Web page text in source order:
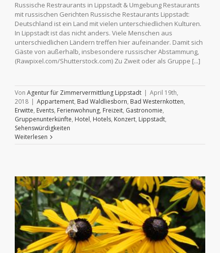
Russische Restraurants in Lippstadt & Umgebung Restaurants
mit russischen Gerichten Russische Restaurants Lippstadt:
Deutschland ist ein Land mit vielen unterschiedlichen Kulturen.
In Lippstadt ist das nicht anders. Viele Menschen aus
unterschiedlichen Ländern treffen hier aufeinander. Damit sich
Gäste von außerhalb, insbesondere russischer Abstammung,
(Rawpixel.com/Shutterstock.com) Zu Zweit oder als Gruppe [...]
Von Agentur für Zimmervermittlung Lippstadt | April 19th,
2018 | Appartement, Bad Waldliesborn, Bad Westernkotten,
Erwitte, Events, Ferienwohnung, Freizeit, Gastronomie,
Gruppenunterkünfte, Hotel, Hotels, Konzert, Lippstadt,
Sehenswürdigkeiten
Weiterlesen